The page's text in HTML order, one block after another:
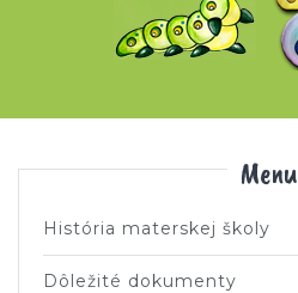
Menu
História materskej školy
Dôležité dokumenty